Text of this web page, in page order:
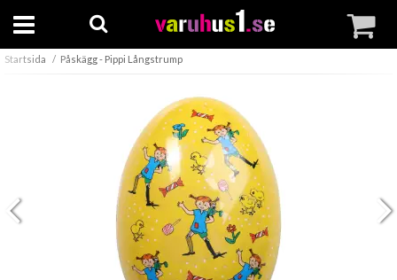
Startsida Påskägg - Pippi Långstrump